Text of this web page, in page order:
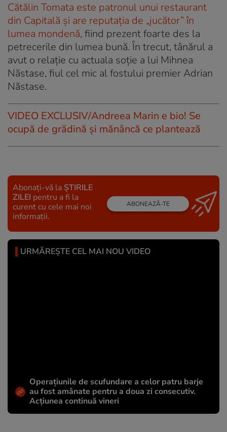
Cătălin Tomata este patronul unui restaurant
din Capitală și are reputația de „jucător” în
lumea mondenă, fiind prezent foarte des la
petrecerile din lumea bună. În trecut, tânărul a
avut o relație cu actuala soție a lui Mihnea
Năstase, fiul cel mic al fostului premier Adrian
Năstase.
VIDEO EXCLUSIV/Andreea Marin e bio! Se
ocupă de grădină și mănâncă ce plantează
Abonați-vă la ȘTIRILE
ZILEI pentru a fi la
curent cu cele mai noi
informații.
ABONEAZĂ-TE
URMĂREȘTE CEL MAI NOU VIDEO
Operațiunile de scufundare a celor patru barje
au fost amânate pentru a doua zi consecutiv.
Acțiunea continuă vineri